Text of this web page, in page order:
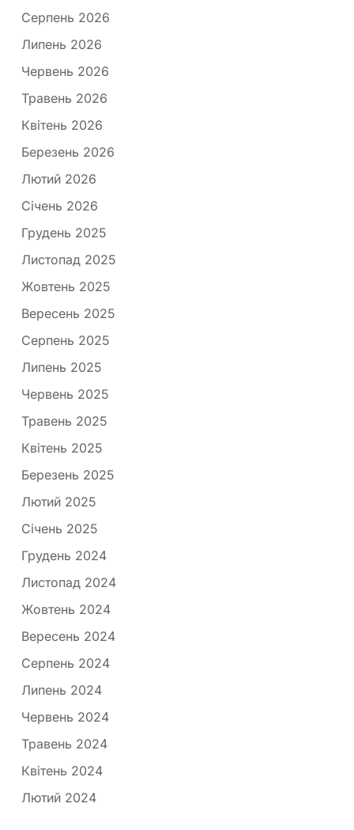
Серпень 2026
Липень 2026
Червень 2026
Травень 2026
Квітень 2026
Березень 2026
Лютий 2026
Січень 2026
Грудень 2025
Листопад 2025
Жовтень 2025
Вересень 2025
Серпень 2025
Липень 2025
Червень 2025
Травень 2025
Квітень 2025
Березень 2025
Лютий 2025
Січень 2025
Грудень 2024
Листопад 2024
Жовтень 2024
Вересень 2024
Серпень 2024
Липень 2024
Червень 2024
Травень 2024
Квітень 2024
Лютий 2024